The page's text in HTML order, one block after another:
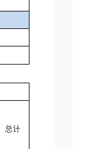
总计